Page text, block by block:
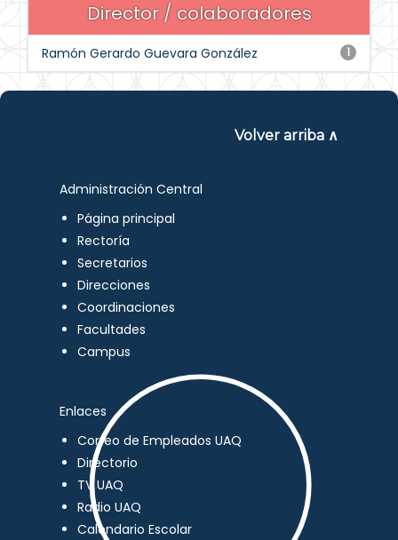
Director / colaboradores
1
Ramón Gerardo Guevara González
Volver arriba ∧
Administración Central
Página principal
Rectoría
Secretarios
Direcciones
Coordinaciones
Facultades
Campus
Enlaces
Correo de Empleados UAQ
Directorio
TV UAQ
Radio UAQ
Calendario Escolar